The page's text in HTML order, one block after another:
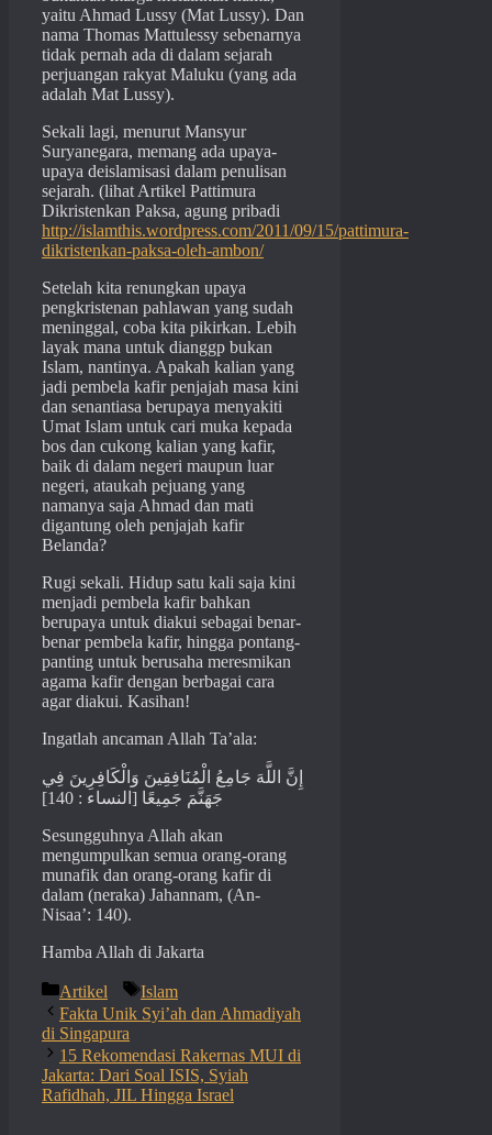
yaitu Ahmad Lussy (Mat Lussy). Dan
nama Thomas Mattulessy sebenarnya
tidak pernah ada di dalam sejarah
perjuangan rakyat Maluku (yang ada
adalah Mat Lussy).
Sekali lagi, menurut Mansyur
Suryanegara, memang ada upaya-
upaya deislamisasi dalam penulisan
sejarah. (lihat Artikel Pattimura
Dikristenkan Paksa, agung pribadi
http://islamthis.wordpress.com/2011/09/15/pattimura-
dikristenkan-paksa-oleh-ambon/
Setelah kita renungkan upaya
pengkristenan pahlawan yang sudah
meninggal, coba kita pikirkan. Lebih
layak mana untuk dianggp bukan
Islam, nantinya. Apakah kalian yang
jadi pembela kafir penjajah masa kini
dan senantiasa berupaya menyakiti
Umat Islam untuk cari muka kepada
bos dan cukong kalian yang kafir,
baik di dalam negeri maupun luar
negeri, ataukah pejuang yang
namanya saja Ahmad dan mati
digantung oleh penjajah kafir
Belanda?
Rugi sekali. Hidup satu kali saja kini
menjadi pembela kafir bahkan
berupaya untuk diakui sebagai benar-
benar pembela kafir, hingga pontang-
panting untuk berusaha meresmikan
agama kafir dengan berbagai cara
agar diakui. Kasihan!
Ingatlah ancaman Allah Ta’ala:
إِنَّ اللَّهَ جَامِعُ الْمُنَافِقِينَ وَالْكَافِرِينَ فِي
جَهَنَّمَ جَمِيعًا [النساء : 140]
Sesungguhnya Allah akan
mengumpulkan semua orang-orang
munafik dan orang-orang kafir di
dalam (neraka) Jahannam, (An-
Nisaa’: 140).
Hamba Allah di Jakarta
Categories
Artikel Tags
Islam
Fakta Unik Syi’ah dan Ahmadiyah
di Singapura
15 Rekomendasi Rakernas MUI di
Jakarta: Dari Soal ISIS, Syiah
Rafidhah, JIL Hingga Israel